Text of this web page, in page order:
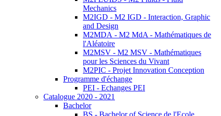
Mechanics
M2IGD - M2 IGD - Interaction, Graphic
and Design
M2MDA - M2 MdA - Mathématiques de
l'Aléatoire
M2MSV - M2 MSV - Mathématiques
pour les Sciences du Vivant
M2PIC - Projet Innovation Conception
Programme d'échange
PEI - Echanges PEI
Catalogue 2020 - 2021
Bachelor
BS - Bachelor of Science de l'Ecole